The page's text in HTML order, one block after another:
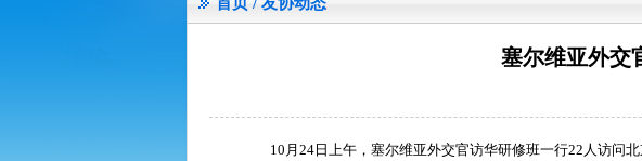
塞尔维亚外交
10月24日上午，塞尔维亚外交官访华研修班一行22人访问